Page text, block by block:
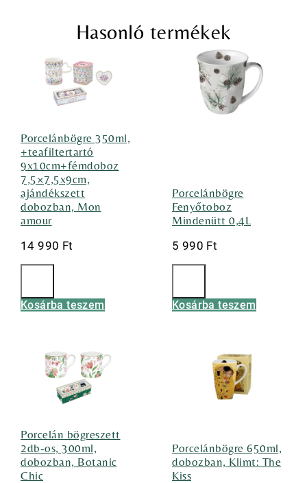
Hasonló termékek
Porcelánbögre 350ml,
+teafiltertartó
9x10cm+fémdoboz
7,5×7,5x9cm,
ajándékszett
dobozban, Mon
amour
14 990 Ft
Kosárba teszem
Porcelánbögre
Fenyőtoboz
Mindenütt 0,4L
5 990 Ft
Kosárba teszem
Porcelán bögreszett
2db-os, 300ml,
dobozban, Botanic
Chic
Porcelánbögre 650ml,
dobozban, Klimt: The
Kiss